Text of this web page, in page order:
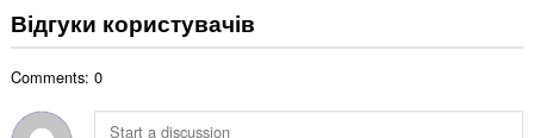
Відгуки користувачів
Comments: 0